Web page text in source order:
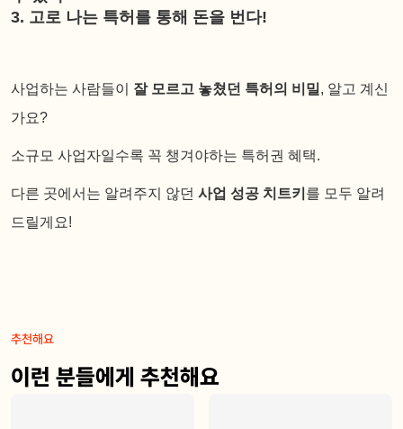
3. 고로 나는 특허를 통해 돈을 번다!
사업하는 사람들이 잘 모르고 놓쳤던 특허의 비밀 , 알고 계신
가요?
소규모 사업자일수록 꼭 챙겨야하는 특허권 혜택.
다른 곳에서는 알려주지 않던 사업 성공 치트키 를 모두 알려
드릴게요!
추천해요
이런 분들에게 추천해요